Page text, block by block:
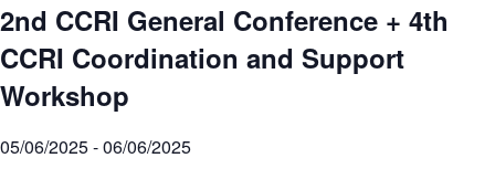
2nd CCRI General Conference + 4th
CCRI Coordination and Support
Workshop
05/06/2025-06/06/2025